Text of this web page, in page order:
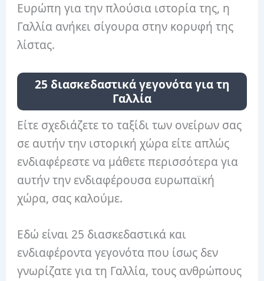
Ευρώπη για την πλούσια ιστορία της, η
Γαλλία ανήκει σίγουρα στην κορυφή της
λίστας.
25 διασκεδαστικά γεγονότα για τη
Γαλλία
Είτε σχεδιάζετε το ταξίδι των ονείρων σας
σε αυτήν την ιστορική χώρα είτε απλώς
ενδιαφέρεστε να μάθετε περισσότερα για
αυτήν την ενδιαφέρουσα ευρωπαϊκή
χώρα, σας καλούμε.
Εδώ είναι 25 διασκεδαστικά και
ενδιαφέροντα γεγονότα που ίσως δεν
γνωρίζατε για τη Γαλλία, τους ανθρώπους